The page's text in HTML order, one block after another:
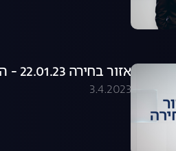
אזור בחירה 22.01.23 - התכנית המלאה
3.4.2023